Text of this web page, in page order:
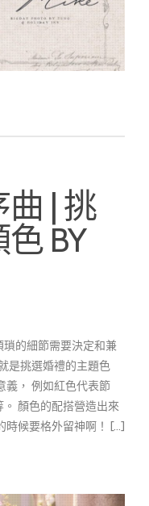
| 挑
BY
的細節需要決定和兼
是挑選婚禮的主題色
義， 例如紅色代表節
顏色的配搭營造出來
時候要格外留神啊！ [...]